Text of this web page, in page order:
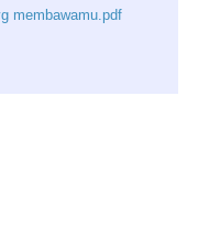
membawamu.pdf